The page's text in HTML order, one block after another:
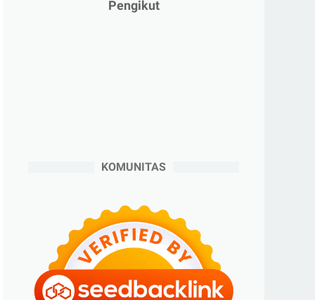
(2)
Maret 2024(2)
►
Februari 2024(6)
►Januari 2024(2)
►2023(70)
Pengikut
KOMUNITAS